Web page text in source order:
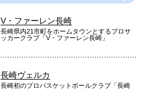
V・ファーレン長崎
長崎県内21市町をホームタウンとするプロサ
ッカークラブ「V・ファーレン長崎」
長崎ヴェルカ
長崎初のプロバスケットボールクラブ「長崎